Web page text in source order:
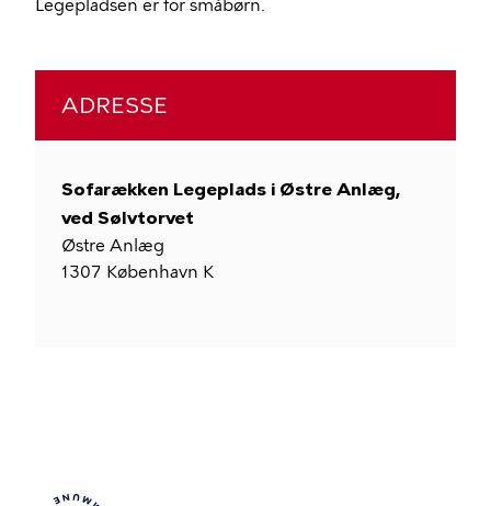
Legepladsen er for småbørn.
ADRESSE
Sofarækken Legeplads i Østre Anlæg,
ved Sølvtorvet
Østre Anlæg
1307 København K